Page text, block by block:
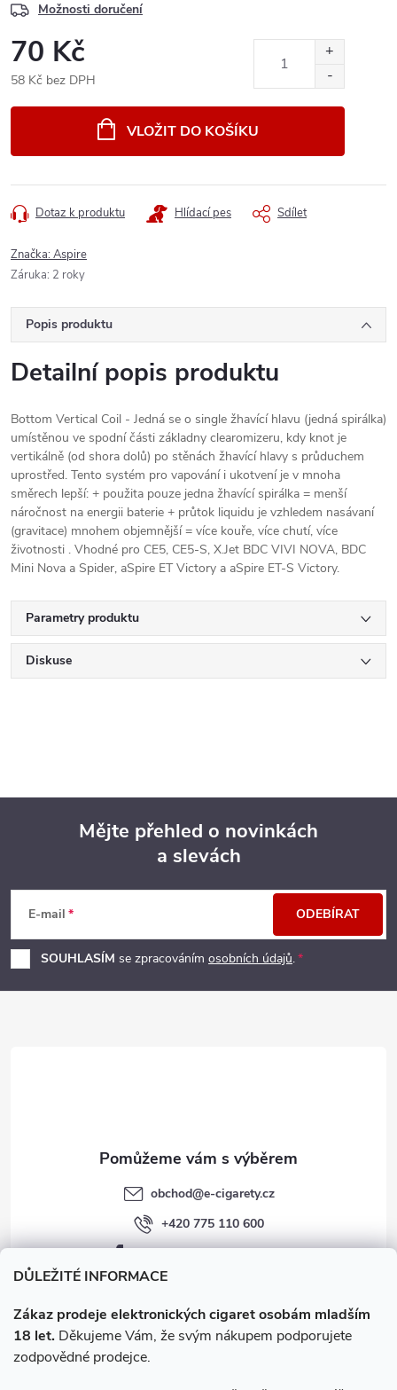
DŮLEŽITÉ INFORMACE
Zákaz prodeje elektronických cigaret osobám mladším
18 let. Děkujeme Vám, že svým nákupem podporujete
zodpovědné prodejce.
Možnosti doručení
70 Kč
58 Kč bez DPH
VLOŽIT DO KOŠÍKU
Dotaz k produktu Hlídací pes Sdílet
Značka:Aspire
Záruka: 2 roky
Popis produktu
Detailní popis produktu
Bottom Vertical Coil - Jedná se o single žhavící hlavu (jedná spirálka)
umístěnou ve spodní části základny clearomizeru, kdy knot je
vertikálně (od shora dolů) po stěnách žhavící hlavy s průduchem
uprostřed. Tento systém pro vapování i ukotvení je v mnoha
směrech lepší: + použita pouze jedna žhavící spirálka = menší
náročnost na energii baterie + průtok liquidu je vzhledem nasávaní
(gravitace) mnohem objemnější = více kouře, více chutí, více
životnosti . Vhodné pro CE5, CE5-S, X.Jet BDC VIVI NOVA, BDC
Mini Nova a Spider, aSpire ET Victory a aSpire ET-S Victory.
Parametry produktu
Diskuse
p
a
Mějte přehled o novinkách
a slevách
E-mail
SOUHLASÍM se zpracováním osobních údajů.
ODEBÍRAT
obchod@e-cigarety.cz
+420 775 110 600
facebook.com/e-cigarety.cz